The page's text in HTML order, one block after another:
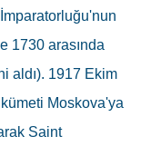
1730 arasında
aldı). 1917 Ekim
Moskova'ya
Saint